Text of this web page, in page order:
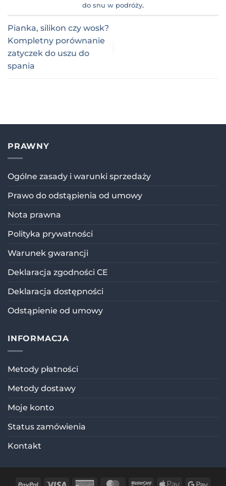
do snu w podróży.
Pianka, silikon czy wosk?
Kompletny porównanie
zatyczek do uszu do
spania
PRAWNY
Ogólne zasady i warunki sprzedaży
Prawo do odstąpienia od umowy
Nota prawna
Polityka prywatności
Warunek gwarancji
Deklaracja zgodności CE
Deklaracja dostępności
Odstąpienie od umowy
INFORMACJA
Metody płatności
Metody dostawy
Moje konto
Status zamówienia
Kontakt
PayPal Visa American MasterCardMasterCard
Apple